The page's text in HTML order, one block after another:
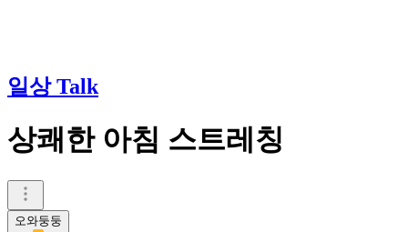
일상 Talk
상쾌한 아침 스트레칭
오와둥둥